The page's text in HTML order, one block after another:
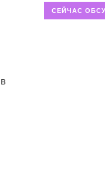
СЕЙЧАС